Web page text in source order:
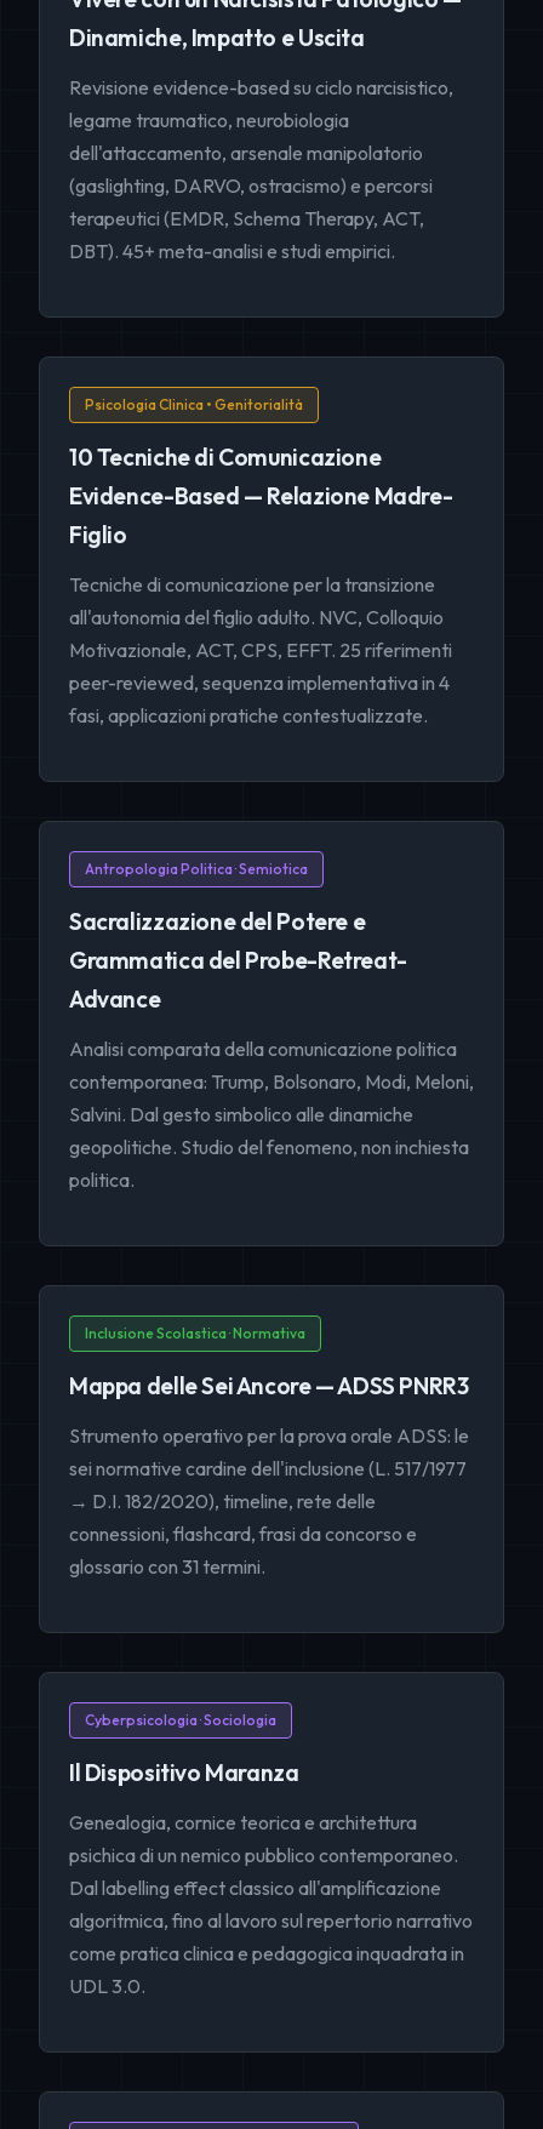
Dinamiche, Impatto e Uscita
Revisione evidence-based su ciclo narcisistico,
legame traumatico, neurobiologia
dell'attaccamento, arsenale manipolatorio
(gaslighting, DARVO, ostracismo) e percorsi
terapeutici (EMDR, Schema Therapy, ACT,
DBT). 45+ meta-analisi e studi empirici.
Psicologia Clinica • Genitorialità
10 Tecniche di Comunicazione
Evidence-Based — Relazione Madre-
Figlio
Tecniche di comunicazione per la transizione
all'autonomia del figlio adulto. NVC, Colloquio
Motivazionale, ACT, CPS, EFFT. 25 riferimenti
peer-reviewed, sequenza implementativa in 4
fasi, applicazioni pratiche contestualizzate.
Antropologia Politica · Semiotica
Sacralizzazione del Potere e
Grammatica del Probe-Retreat-
Advance
Analisi comparata della comunicazione politica
contemporanea: Trump, Bolsonaro, Modi, Meloni,
Salvini. Dal gesto simbolico alle dinamiche
geopolitiche. Studio del fenomeno, non inchiesta
politica.
Inclusione Scolastica · Normativa
Mappa delle Sei Ancore — ADSS PNRR3
Strumento operativo per la prova orale ADSS: le
sei normative cardine dell'inclusione (L. 517/1977
→ D.I. 182/2020), timeline, rete delle
connessioni, flashcard, frasi da concorso e
glossario con 31 termini.
Cyberpsicologia · Sociologia
Il Dispositivo Maranza
Genealogia, cornice teorica e architettura
psichica di un nemico pubblico contemporaneo.
Dal labelling effect classico all'amplificazione
algoritmica, fino al lavoro sul repertorio narrativo
come pratica clinica e pedagogica inquadrata in
UDL 3.0.